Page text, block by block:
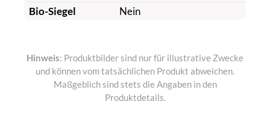
Bio-Siegel
Nein
Hinweis: Produktbilder sind nur für illustrative Zwecke
und können vom tatsächlichen Produkt abweichen.
Maßgeblich sind stets die Angaben in den
Produktdetails.